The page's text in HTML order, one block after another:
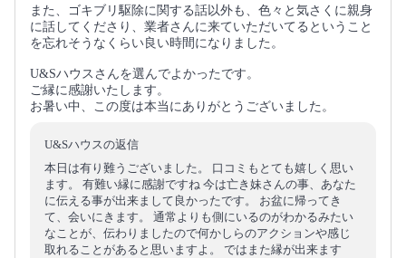
また、ゴキブリ駆除に関する話以外も、色々と気さくに親身
に話してくださり、業者さんに来ていただいてるということ
を忘れそうなくらい良い時間になりました。
U&Sハウスさんを選んでよかったです。
ご縁に感謝いたします。
お暑い中、この度は本当にありがとうございました。
U&Sハウスの返信
本日は有り難うございました。 口コミもとても嬉しく思い
ます。 有難い縁に感謝ですね 今は亡き妹さんの事、あなた
に伝える事が出来まして良かったです。 お盆に帰ってき
て、会いにきます。 通常よりも側にいるのがわかるみたい
なことが、伝わりましたので何かしらのアクションや感じ
取れることがあると思いますよ。 ではまた縁が出来ます